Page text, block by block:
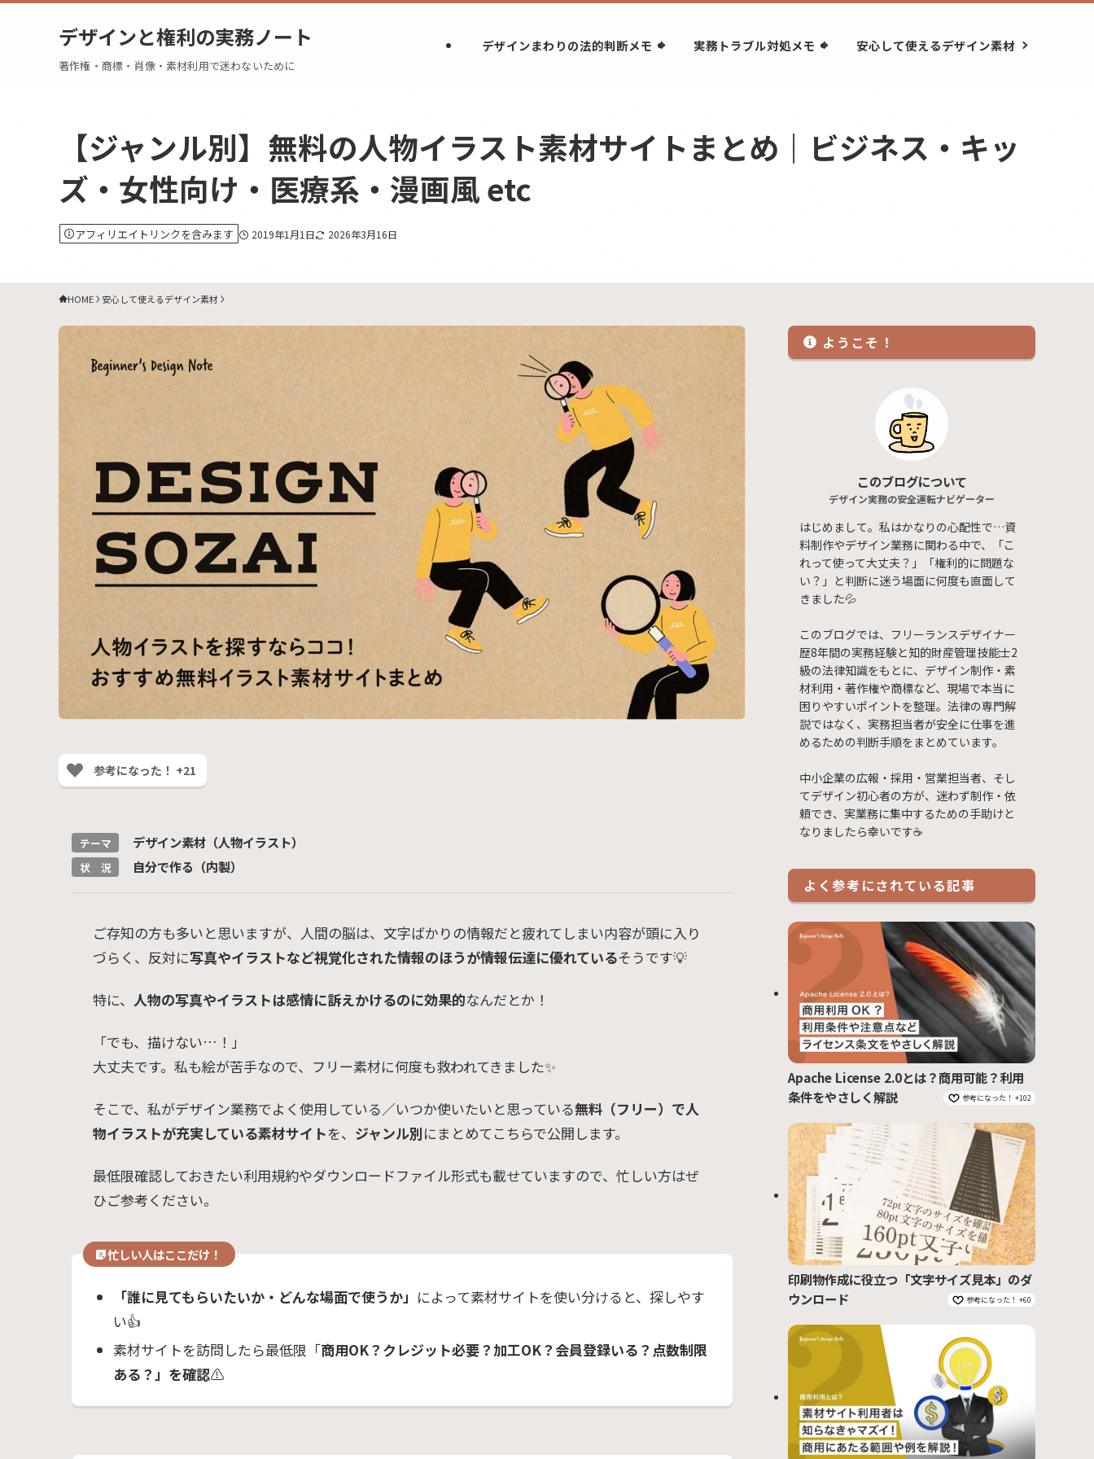
デザインと権利の実務ノート
著作権・商標・肖像・素材利用で迷わないために
デザインまわりの法的判断メモ 実務トラブル対処メモ 安心して使えるデザイン素材
【ジャンル別】無料の人物イラスト素材サイトまとめ｜ビジネス・キッ
ズ・女性向け・医療系・漫画風 etc
アフィリエイトリンクを含みます 2019年1月1日 2026年3月16日
HOME 安心して使えるデザイン素材
参考になった！ +21
テーマ デザイン素材（人物イラスト）
状 況 自分で作る（内製）
ご存知の方も多いと思いますが、人間の脳は、文字ばかりの情報だと疲れてしまい内容が頭に入り
づらく、反対に写真やイラストなど視覚化された情報のほうが情報伝達に優れているそうです💡
特に、 人物の写真やイラストは感情に訴えかけるのに効果的なんだとか！
「でも、描けない…！」
大丈夫です。私も絵が苦手なので、フリー素材に何度も救われてきました✨
そこで、私がデザイン業務でよく使用している／いつか使いたいと思っている無料（フリー）で人
物イラストが充実している素材サイトを、 ジャンル別にまとめてこちらで公開します。
最低限確認しておきたい利用規約やダウンロードファイル形式も載せていますので、忙しい方はぜ
ひご参考ください。
忙しい人はここだけ！
「誰に見てもらいたいか・どんな場面で使うか」 によって素材サイトを使い分けると、探しやす
い👍
素材サイトを訪問したら最低限「商用OK？クレジット必要？加工OK？会員登録いる？点数制限
ある？」を確認⚠️
ようこそ！
このブログについて
デザイン実務の安全運転ナビゲーター
はじめまして。私はかなりの心配性で…資
料制作やデザイン業務に関わる中で、「こ
れって使って大丈夫？」「権利的に問題な
い？」と判断に迷う場面に何度も直面して
きました💦
このブログでは、フリーランスデザイナー
歴8年間の実務経験と知的財産管理技能士2
級の法律知識をもとに、デザイン制作・素
材利用・著作権や商標など、現場で本当に
困りやすいポイントを整理。法律の専門解
説ではなく、実務担当者が安全に仕事を進
めるための判断手順をまとめています。
中小企業の広報・採用・営業担当者、そし
てデザイン初心者の方が、迷わず制作・依
頼でき、実業務に集中するための手助けと
なりましたら幸いです☕
よく参考にされている記事
Apache License 2.0とは？商用可能？利用
条件をやさしく解説
参考になった！ +102
印刷物作成に役立つ「文字サイズ見本」のダ
ウンロード
参考になった！ +60